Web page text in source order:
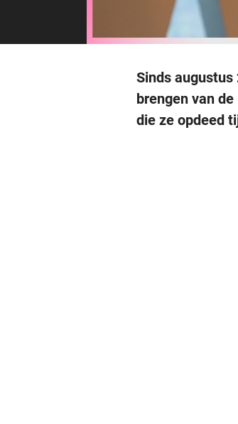
Sinds
brengen van
die ze opdeed